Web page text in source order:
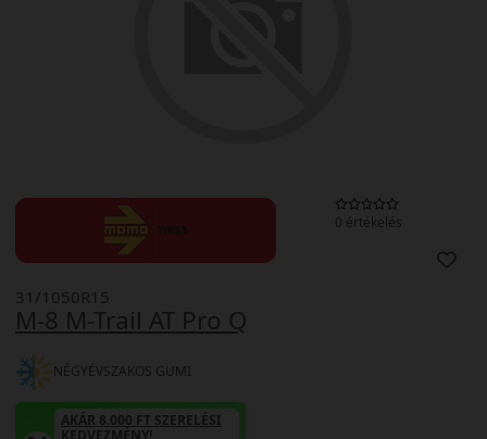
0 értékelés
M-8 M-Trail AT Pro Q
31/1050R15
NÉGYÉVSZAKOS GUMI
AKÁR 8.000 FT SZERELÉSI
KEDVEZMÉNY!